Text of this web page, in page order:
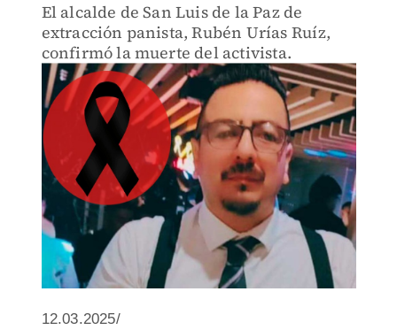
El alcalde de San Luis de la Paz de
extracción panista, Rubén Urías Ruíz,
confirmó la muerte del activista.
12.03.2025/